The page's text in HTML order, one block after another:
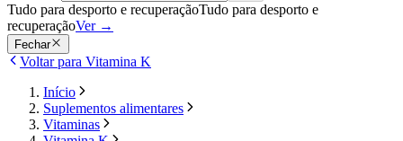
Tudo para desporto e recuperaçãoTudo para desporto e
recuperaçãoVer →
Fechar
Voltar para Vitamina K
Início
Suplementos alimentares
Vitaminas